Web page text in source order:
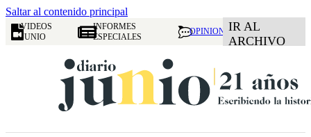
Saltar al contenido principal
VIDEOS
JUNIO
INFORMES
ESPECIALES
OPINION IR AL
ARCHIVO